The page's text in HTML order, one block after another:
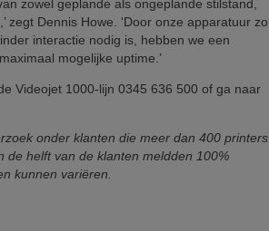
zowel geplande als ongeplande stilstand,
Dennis Howe. ‘Door onze apparatuur zo
interactie nodig is, hebben we een
mogelijke uptime.’
Videojet 1000-lijn 0345 636 500 of ga naar
onder klanten die meer dan 400 printers
de helft van de klanten meldden 100%
kunnen variëren.